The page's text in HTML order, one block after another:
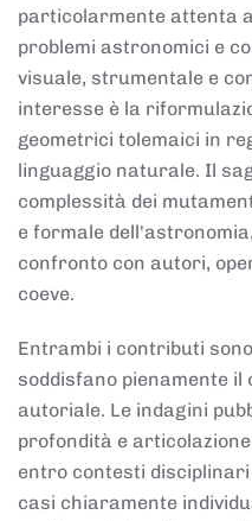
particolarmente attenta
problemi astronomici e
visuale, strumentale e
interesse è la
geometrici tolemaici in
linguaggio naturale. Il
complessità dei
e formale
confronto con autori,
coeve.
Entrambi i contributi
soddisfano pienamente
autoriale. Le indagini
profondità e
entro contesti
casi chiaramente